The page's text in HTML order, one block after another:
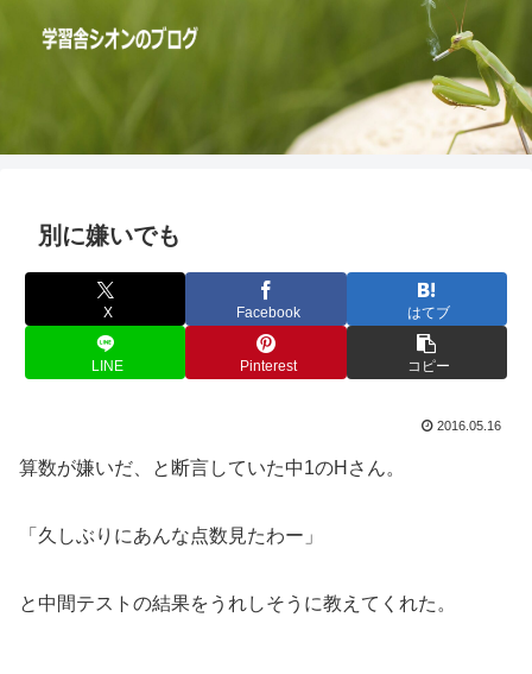
別に嫌いでも
X Facebook はてブ
LINE Pinterest コピー
2016.05.16
算数が嫌いだ、と断言していた中1のHさん。
「久しぶりにあんな点数見たわー」
と中間テストの結果をうれしそうに教えてくれた。